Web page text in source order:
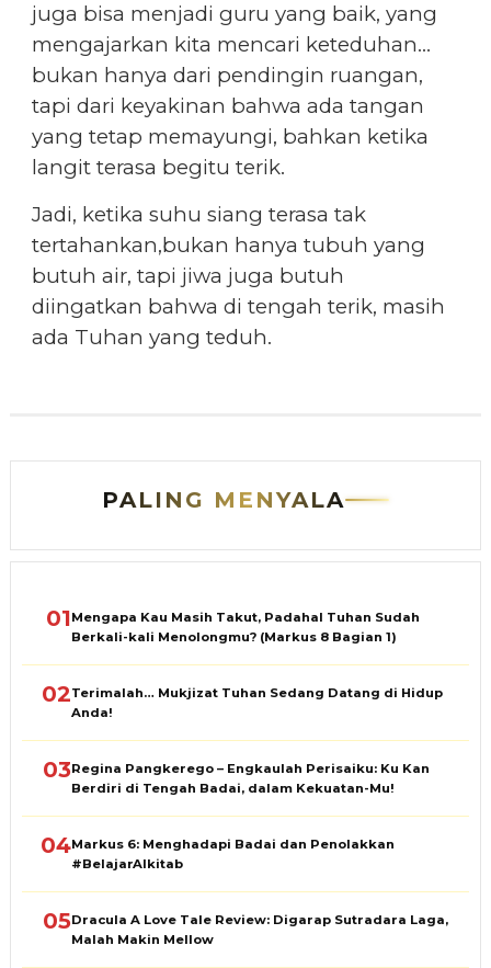
juga bisa menjadi guru yang baik, yang
mengajarkan kita mencari keteduhan…
bukan hanya dari pendingin ruangan,
tapi dari keyakinan bahwa ada tangan
yang tetap memayungi, bahkan ketika
langit terasa begitu terik.
Jadi, ketika suhu siang terasa tak
tertahankan,bukan hanya tubuh yang
butuh air, tapi jiwa juga butuh
diingatkan bahwa di tengah terik, masih
ada Tuhan yang teduh.
PALING MENYALA
01Mengapa Kau Masih Takut, Padahal Tuhan Sudah
Berkali-kali Menolongmu? (Markus 8 Bagian 1)
02Terimalah… Mukjizat Tuhan Sedang Datang di Hidup
Anda!
03Regina Pangkerego – Engkaulah Perisaiku: Ku Kan
Berdiri di Tengah Badai, dalam Kekuatan-Mu!
04Markus 6: Menghadapi Badai dan Penolakkan
#BelajarAlkitab
05Dracula A Love Tale Review: Digarap Sutradara Laga,
Malah Makin Mellow